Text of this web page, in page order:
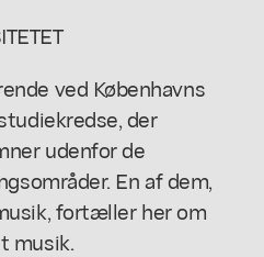
ved Københavns
der
udenfor de
En af dem,
fortæller her om
musik.